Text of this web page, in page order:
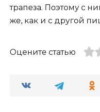
трапеза. Поэтому с
же, как и с другой
Оцените статью